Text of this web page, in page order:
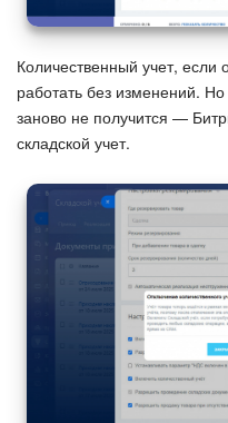
Количественный учет,
работать без изменений.
заново не получится —
складской учет.